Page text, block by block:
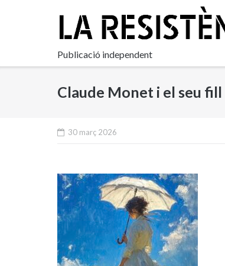
Publicació independent
Claude Monet i el seu fill
30 març 2026